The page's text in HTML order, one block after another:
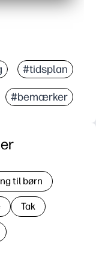
#tidsplan
#bemærker
til børn
Tak